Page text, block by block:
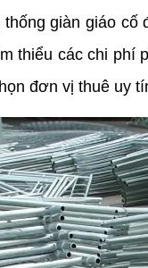
giàn giáo
thiểu các chi
đơn vị thuê uy